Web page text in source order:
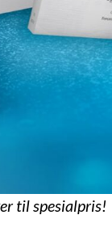
til spesialpris!